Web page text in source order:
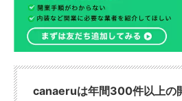
canaeruは年間300件以上の